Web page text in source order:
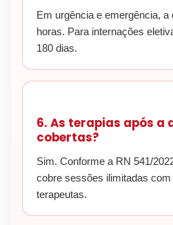
Em urgência e emergência, a
horas. Para internações
180 dias.
6. As terapias após a
cobertas?
Sim. Conforme a RN 541/
cobre sessões ilimitadas
terapeutas.